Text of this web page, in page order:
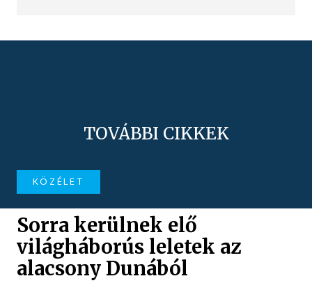
TOVÁBBI CIKKEK
KÖZÉLET
Sorra kerülnek elő
világháborús leletek az
alacsony Dunából